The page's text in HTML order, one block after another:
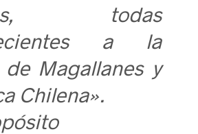
todas
a la
de Magallanes y
Chilena».